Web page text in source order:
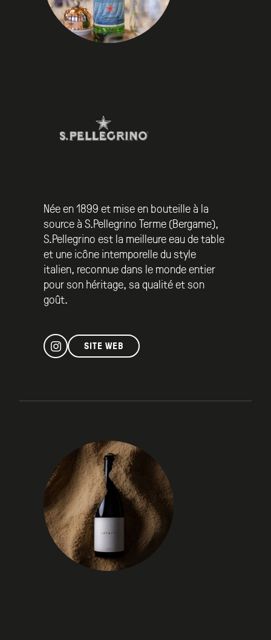
Née en 1899 et mise en bouteille à la
source à S.Pellegrino Terme (Bergame),
S.Pellegrino est la meilleure eau de table
et une icône intemporelle du style
italien, reconnue dans le monde entier
pour son héritage, sa qualité et son
goût.
SITE WEB